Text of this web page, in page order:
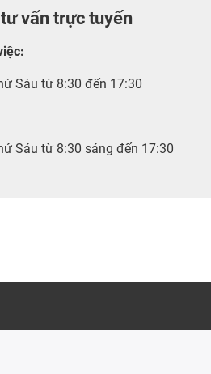
vấn trực tuyến
:
Sáu từ 8:30 đến 17:30
Sáu từ 8:30 sáng đến 17:30